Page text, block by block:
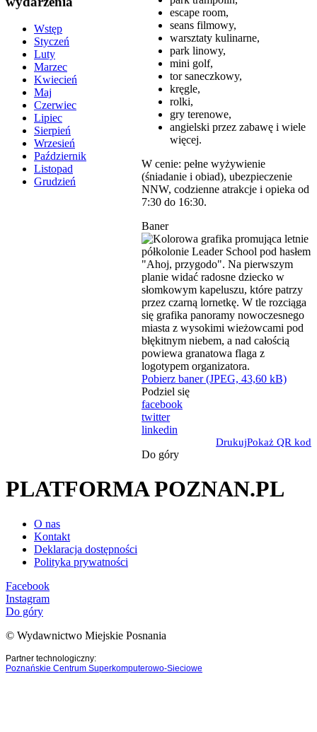
Wstęp
Styczeń
Luty
Marzec
Kwiecień
Maj
Czerwiec
Lipiec
Sierpień
Wrzesień
Październik
Listopad
Grudzień
escape room,
seans filmowy,
warsztaty kulinarne,
park linowy,
mini golf,
tor saneczkowy,
kręgle,
rolki,
gry terenowe,
angielski przez zabawę i wiele
więcej.
W cenie: pełne wyżywienie
(śniadanie i obiad), ubezpieczenie
NNW, codzienne atrakcje i opieka od
7:30 do 16:30.
Baner
Pobierz baner (JPEG, 43,60 kB)
Podziel się
facebook
twitter
linkedin
DrukujPokaż QR kod
Do góry
PLATFORMA POZNAN.PL
O nas
Kontakt
Deklaracja dostępności
Polityka prywatności
Facebook
Instagram
Do góry
© Wydawnictwo Miejskie Posnania
Partner technologiczny:
Poznańskie Centrum Superkomputerowo-Sieciowe